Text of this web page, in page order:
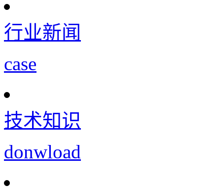
行业新闻
case
技术知识
donwload